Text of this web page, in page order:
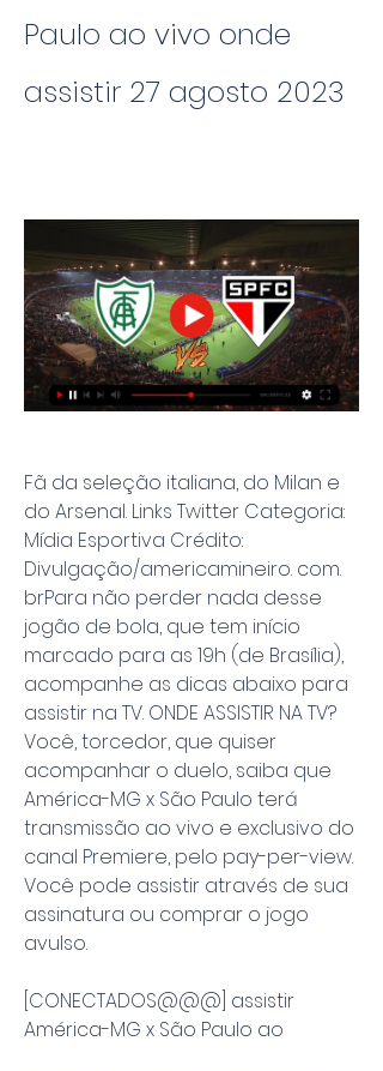
Paulo ao vivo onde
assistir 27 agosto 2023
Fã da seleção italiana, do Milan e
do Arsenal. Links Twitter Categoria:
Mídia Esportiva Crédito:
Divulgação/americamineiro. com.
brPara não perder nada desse
jogão de bola, que tem início
marcado para as 19h (de Brasília),
acompanhe as dicas abaixo para
assistir na TV. ONDE ASSISTIR NA TV?
Você, torcedor, que quiser
acompanhar o duelo, saiba que
América-MG x São Paulo terá
transmissão ao vivo e exclusivo do
canal Premiere, pelo pay-per-view.
Você pode assistir através de sua
assinatura ou comprar o jogo
avulso.
[CONECTADOS@@@] assistir
América-MG x São Paulo ao